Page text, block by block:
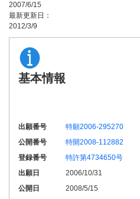
2007/6/15
最新更新日：
2012/3/9
基本情報
出願番号
特願2006-295270
公開番号
特開2008-112882
登録番号
特許第4734650号
出願日
2006/10/31
公開日
2008/5/15